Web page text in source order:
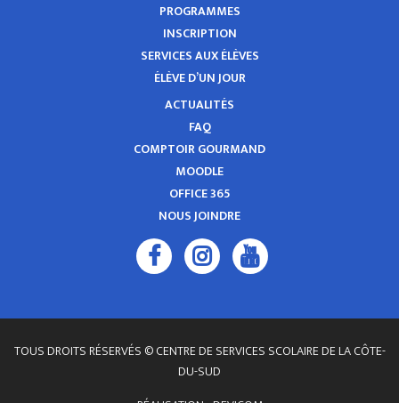
PROGRAMMES
INSCRIPTION
SERVICES AUX ÉLÈVES
ÉLÈVE D’UN JOUR
ACTUALITÉS
FAQ
COMPTOIR GOURMAND
MOODLE
OFFICE 365
NOUS JOINDRE
TOUS DROITS RÉSERVÉS © CENTRE DE SERVICES SCOLAIRE DE LA CÔTE-
DU-SUD